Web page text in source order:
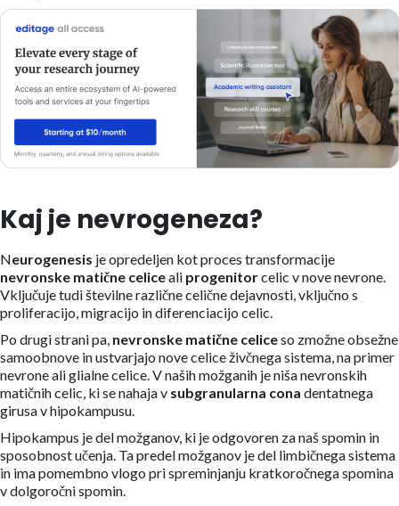
Kaj je nevrogeneza?
Neurogenesis je opredeljen kot proces transformacije
nevronske matične celiceali progenitorcelic v nove nevrone.
Vključuje tudi številne različne celične dejavnosti, vključno s
proliferacijo, migracijo in diferenciacijo celic.
Po drugi strani pa, nevronske matične celiceso zmožne obsežne
samoobnove in ustvarjajo nove celice živčnega sistema, na primer
nevrone ali glialne celice. V naših možganih je niša nevronskih
matičnih celic, ki se nahaja v subgranularna cona dentatnega
girusa v hipokampusu.
Hipokampus je del možganov, ki je odgovoren za naš spomin in
sposobnost učenja. Ta predel možganov je del limbičnega sistema
in ima pomembno vlogo pri spreminjanju kratkoročnega spomina
v dolgoročni spomin.